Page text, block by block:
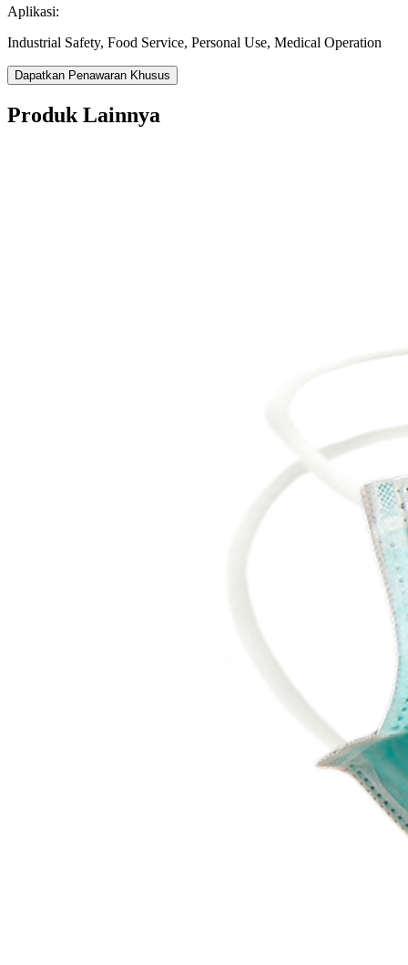
Aplikasi:
Industrial Safety, Food Service, Personal Use, Medical Operation
Dapatkan Penawaran Khusus
Produk Lainnya